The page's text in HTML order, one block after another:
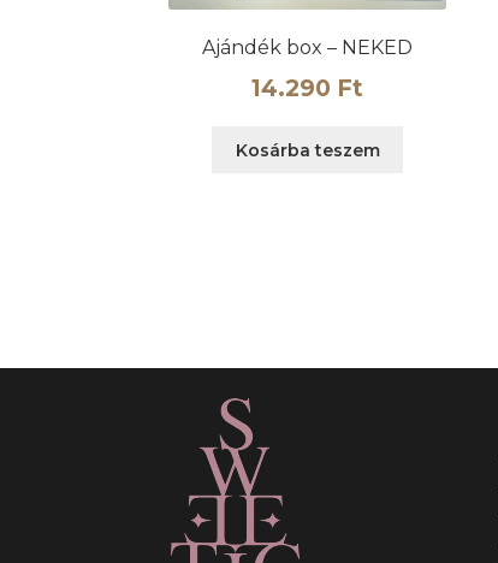
Ajándék box – NEKED
14.290 Ft
Kosárba teszem